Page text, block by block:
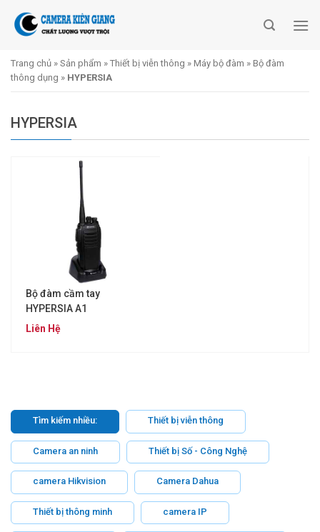
Trang chủ » Sản phẩm » Thiết bị viễn thông » Máy bộ đàm » Bộ đàm
thông dụng » HYPERSIA
HYPERSIA
Bộ đàm cầm tay
HYPERSIA A1
Liên Hệ
Tìm kiếm nhiều: Thiết bị viễn thông
Camera an ninh Thiết bị Số - Công Nghệ
camera Hikvision Camera Dahua
Thiết bị thông minh camera IP